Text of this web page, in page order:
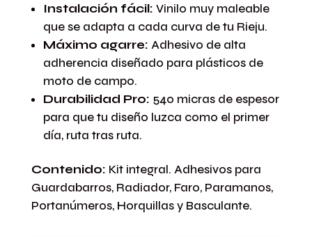
cantidad
Instalación fácil: Vinilo muy maleable
que se adapta a cada curva de tu Rieju.
Máximo agarre: Adhesivo de alta
adherencia diseñado para plásticos de
moto de campo.
Durabilidad Pro: 540 micras de espesor
para que tu diseño luzca como el primer
día, ruta tras ruta.
Contenido: Kit integral. Adhesivos para
Guardabarros, Radiador, Faro, Paramanos,
Portanúmeros, Horquillas y Basculante.